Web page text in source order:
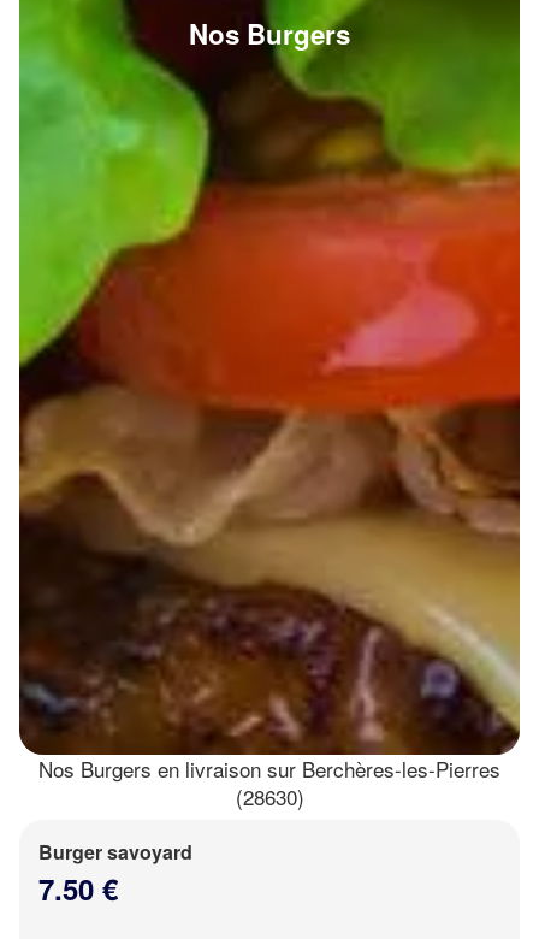
Nos Burgers
Nos Burgers en livraison sur Berchères-les-Pierres
(28630)
Burger savoyard
7.50 €